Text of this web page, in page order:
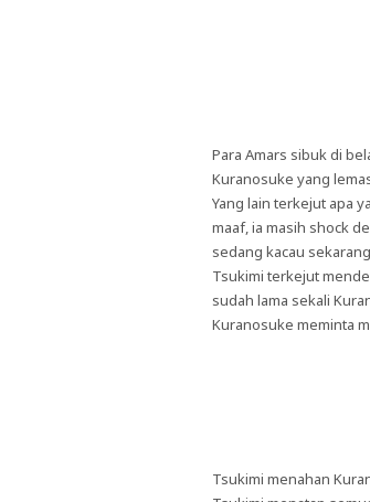
Para Amars sibuk di
Kuranosuke yang
Yang lain terkejut apa
maaf, ia masih shock
sedang kacau
Tsukimi terkejut
sudah lama sekali
Kuranosuke meminta
Tsukimi menahan